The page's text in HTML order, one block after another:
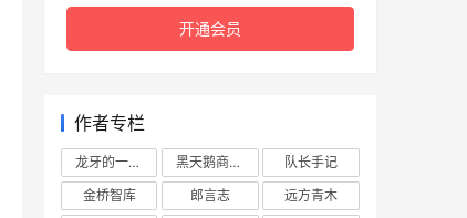
开通会员
作者专栏
龙牙的一座山 黑天鹅商业情报站
队长手记
金桥智库
郎言志
远方青木